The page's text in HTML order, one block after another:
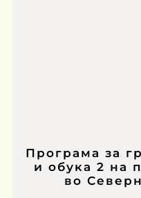
Програма за
и обука 2 на
во